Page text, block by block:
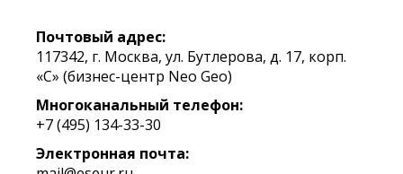
Почтовый адрес:
117342, г. Москва, ул. Бутлерова, д. 17, корп.
«C» (бизнес-центр Neo Geo)
Многоканальный телефон:
+7 (495) 134-33-30
Электронная почта: